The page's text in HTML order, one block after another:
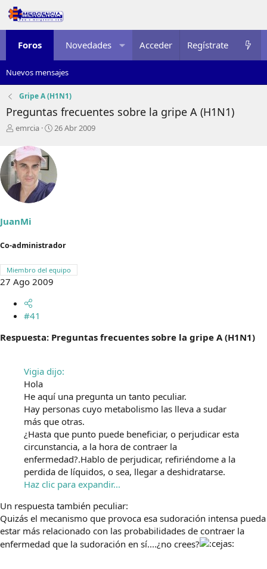
Foros Novedades Multimedia Recursos
Acceder Regístrate
Nuevos mensajes
Gripe A (H1N1)
Preguntas frecuentes sobre la gripe A (H1N1)
I
i
c
i
a
o
d
l
e
m
a
emrcia
F
h
a
d
i
26 Abr 2009
JuanMi
Co-administrador
Miembro del equipo
27 Ago 2009
#41
Respuesta: Preguntas frecuentes sobre la gripe A (H1N1)
Vigia dijo:
Hola
He aquí una pregunta un tanto peculiar.
Hay personas cuyo metabolismo las lleva a sudar
más que otras.
¿Hasta que punto puede beneficiar, o perjudicar esta
circunstancia, a la hora de contraer la
enfermedad?.Hablo de perjudicar, refiriéndome a la
perdida de líquidos, o sea, llegar a deshidratarse.
Haz clic para expandir...
Un respuesta también peculiar:
Quizás el mecanismo que provoca esa sudoración intensa pueda
estar más relacionado con las probabilidades de contraer la
enfermedad que la sudoración en sí....¿no crees?